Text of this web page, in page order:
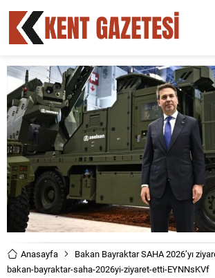
Anasayfa
Bakan Bayraktar SAHA 2026’yı
bakan-bayraktar-saha-2026yi-ziyaret-etti-EYNNsKVf